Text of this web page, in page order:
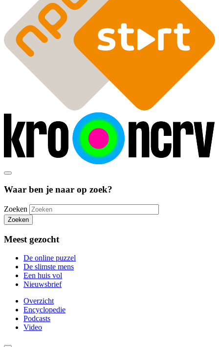
Waar ben je naar op zoek?
Zoeken
Zoeken
Meest gezocht
De online puzzel
De slimste mens
Een huis vol
Nieuwsbrief
Overzicht
Encyclopedie
Podcasts
Video